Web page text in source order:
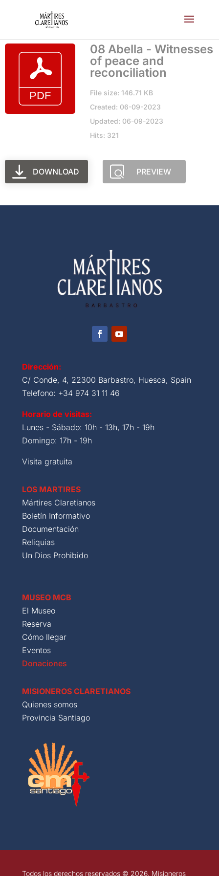
08 Abella - Witnesses
of peace and
reconciliation
File size: 146.71 KB
Created: 06-09-2023
Updated: 06-09-2023
Hits: 321
DOWNLOAD PREVIEW
Dirección:
C/ Conde, 4, 22300 Barbastro, Huesca, Spain
Telefono: +34 974 31 11 46
Horario de visitas:
Lunes - Sábado: 10h - 13h, 17h - 19h
Domingo: 17h - 19h
Visita gratuita
LOS MARTIRES
Mártires Claretianos
Boletín Informativo
Documentación
Reliquias
Un Dios Prohibido
MUSEO MCB
El Museo
Reserva
Cómo llegar
Eventos
Donaciones
MISIONEROS CLARETIANOS
Quienes somos
Provincia Santiago
Todos los derechos reservados © 2026. Misioneros